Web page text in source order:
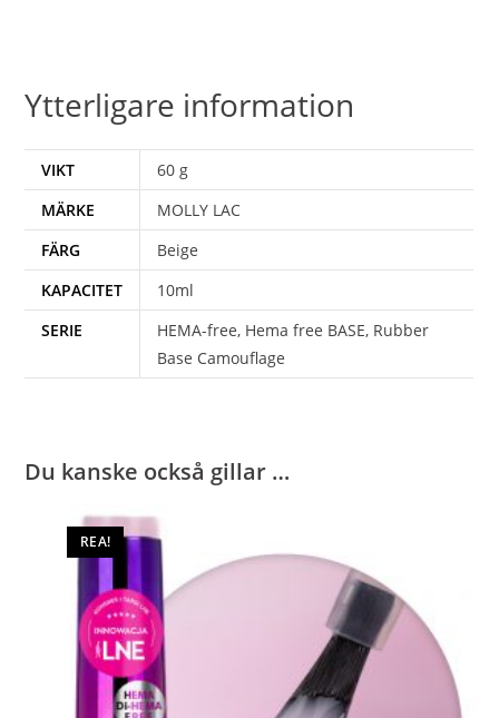
Ytterligare information
VIKT
60 g
MÄRKE
MOLLY LAC
FÄRG
Beige
KAPACITET
10ml
SERIE
HEMA-free, Hema free BASE, Rubber
Base Camouflage
Du kanske också gillar …
REA!